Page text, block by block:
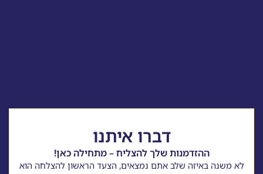
דברו איתנו
ההזדמנות שלך להצליח – מתחילה כאן!
לא משנה באיזה שלב אתם נמצאים, הצעד הראשון להצלחה הוא